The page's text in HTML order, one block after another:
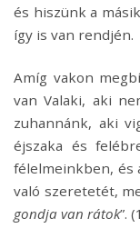
és hiszünk a
így is van rendjén.
Amíg vakon
van Valaki, aki
zuhannánk, aki
éjszaka és
félelmeinkben, és
való szeretetét,
gondja van rátok”.